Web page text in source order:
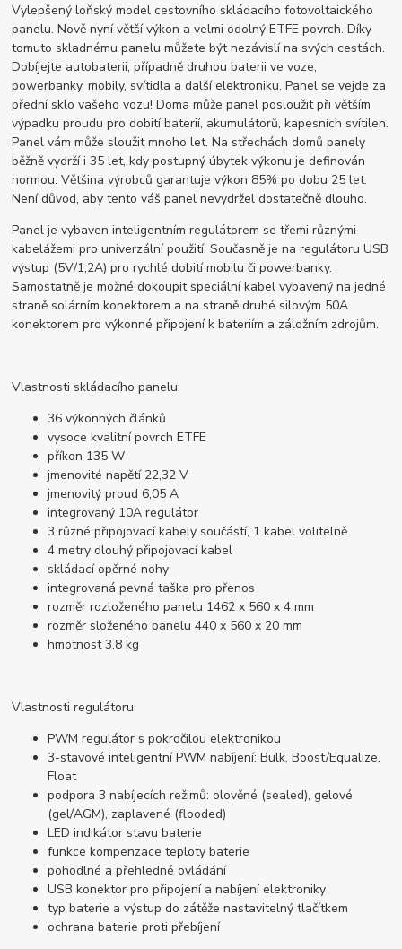
Vylepšený loňský model cestovního skládacího fotovoltaického
panelu. Nově nyní větší výkon a velmi odolný ETFE povrch. Díky
tomuto skladnému panelu můžete být nezávislí na svých cestách.
Dobíjejte autobaterii, případně druhou baterii ve voze,
powerbanky, mobily, svítidla a další elektroniku. Panel se vejde za
přední sklo vašeho vozu! Doma může panel posloužit při větším
výpadku proudu pro dobití baterií, akumulátorů, kapesních svítilen.
Panel vám může sloužit mnoho let. Na střechách domů panely
běžně vydrží i 35 let, kdy postupný úbytek výkonu je definován
normou. Většina výrobců garantuje výkon 85% po dobu 25 let.
Není důvod, aby tento váš panel nevydržel dostatečně dlouho.
Panel je vybaven inteligentním regulátorem se třemi různými
kabelážemi pro univerzální použití. Současně je na regulátoru USB
výstup (5V/1,2A) pro rychlé dobití mobilu či powerbanky.
Samostatně je možné dokoupit speciální kabel vybavený na jedné
straně solárním konektorem a na straně druhé silovým 50A
konektorem pro výkonné připojení k bateriím a záložním zdrojům.
Vlastnosti skládacího panelu:
36 výkonných článků
vysoce kvalitní povrch ETFE
příkon 135 W
jmenovité napětí 22,32 V
jmenovitý proud 6,05 A
integrovaný 10A regulátor
3 různé připojovací kabely součástí, 1 kabel volitelně
4 metry dlouhý připojovací kabel
skládací opěrné nohy
integrovaná pevná taška pro přenos
rozměr rozloženého panelu 1462 x 560 x 4 mm
rozměr složeného panelu 440 x 560 x 20 mm
hmotnost 3,8 kg
Vlastnosti regulátoru:
PWM regulátor s pokročilou elektronikou
3-stavové inteligentní PWM nabíjení: Bulk, Boost/Equalize,
Float
podpora 3 nabíjecích režimů: olověné (sealed), gelové
(gel/AGM), zaplavené (flooded)
LED indikátor stavu baterie
funkce kompenzace teploty baterie
pohodlné a přehledné ovládání
USB konektor pro připojení a nabíjení elektroniky
typ baterie a výstup do zátěže nastavitelný tlačítkem
ochrana baterie proti přebíjení